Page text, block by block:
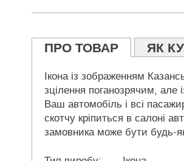
ПРО ТОВАР ЯК
Ікона із зображенням
зцілення поганозрячим, але
Ваш автомобіль і всі
скотчу кріпиться в салоні
замовника може бути будь-